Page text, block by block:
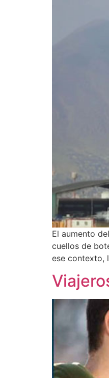
El aumento
cuellos de
ese contexto,